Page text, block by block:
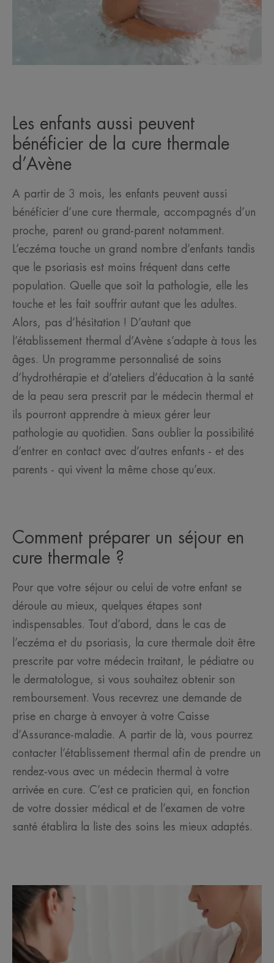
Les enfants aussi peuvent
bénéficier de la cure thermale
d’Avène
A partir de 3 mois, les enfants peuvent aussi
bénéficier d’une cure thermale, accompagnés d’un
proche, parent ou grand-parent notamment.
L’eczéma touche un grand nombre d’enfants tandis
que le psoriasis est moins fréquent dans cette
population. Quelle que soit la pathologie, elle les
touche et les fait souffrir autant que les adultes.
Alors, pas d’hésitation ! D’autant que
l’établissement thermal d’Avène s’adapte à tous les
âges. Un programme personnalisé de soins
d’hydrothérapie et d’ateliers d’éducation à la santé
de la peau sera prescrit par le médecin thermal et
ils pourront apprendre à mieux gérer leur
pathologie au quotidien. Sans oublier la possibilité
d’entrer en contact avec d’autres enfants - et des
parents - qui vivent la même chose qu’eux.
Comment préparer un séjour en
cure thermale ?
Pour que votre séjour ou celui de votre enfant se
déroule au mieux, quelques étapes sont
indispensables. Tout d’abord, dans le cas de
l’eczéma et du psoriasis, la cure thermale doit être
prescrite par votre médecin traitant, le pédiatre ou
le dermatologue, si vous souhaitez obtenir son
remboursement. Vous recevrez une demande de
prise en charge à envoyer à votre Caisse
d’Assurance-maladie. A partir de là, vous pourrez
contacter l’établissement thermal afin de prendre un
rendez-vous avec un médecin thermal à votre
arrivée en cure. C’est ce praticien qui, en fonction
de votre dossier médical et de l’examen de votre
santé établira la liste des soins les mieux adaptés.